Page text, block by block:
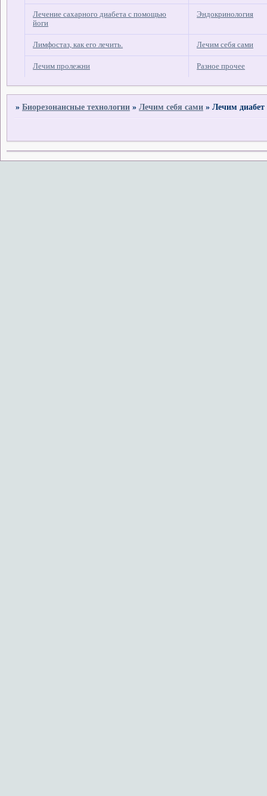
Лечение сахарного диабета с помощью
йоги
Эндокринология
Лимфостаз, как его лечить. Лечим себя сами
Лечим пролежни Разное прочее
»Биорезонансные технологии »Лечим себя сами »Лечим диабет